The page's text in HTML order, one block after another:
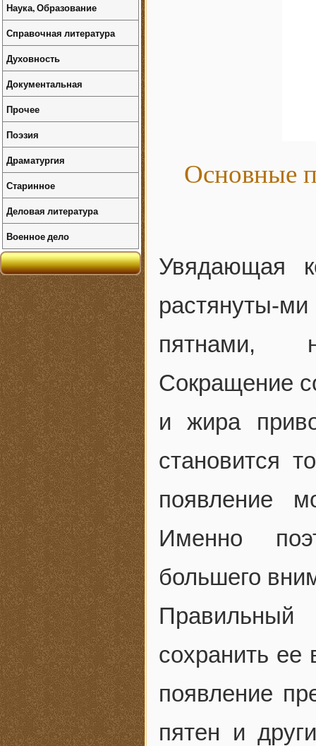
Основные
Увядающая
растянуты-
пятнами,
Сокращение
и жира
становится
появление
Именно
большего
сохранить ее
появление
пятен и
Наука, Образование
Справочная литература
Духовность
Документальная
Прочее
Поэзия
Драматургия
Старинное
Деловая литература
Военное дело